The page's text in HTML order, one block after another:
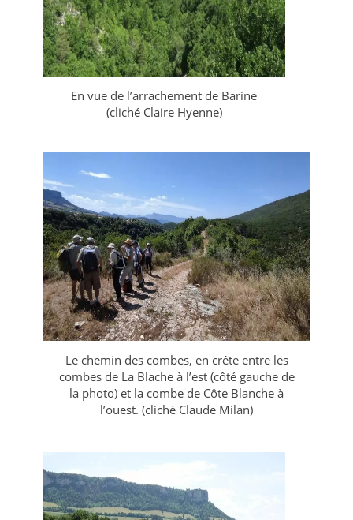
En vue de l’arrachement de Barine
(cliché Claire Hyenne)
Le chemin des combes, en crête entre les
combes de La Blache à l’est (côté gauche de
la photo) et la combe de Côte Blanche à
l’ouest. (cliché Claude Milan)